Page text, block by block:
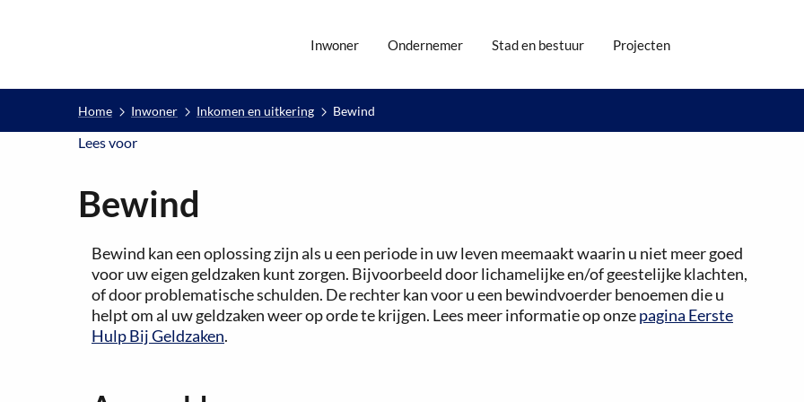
Inwoner Ondernemer Stad en bestuur Projecten
Home Inwoner Inkomen en uitkering Bewind
Lees voorLees voor
Bewind
Bewind kan een oplossing zijn als u een periode in uw leven meemaakt waarin u niet meer goed
voor uw eigen geldzaken kunt zorgen. Bijvoorbeeld door lichamelijke en/of geestelijke klachten,
of door problematische schulden. De rechter kan voor u een bewindvoerder benoemen die u
helpt om al uw geldzaken weer op orde te krijgen. Lees meer informatie op onzepagina Eerste
Hulp Bij Geldzaken.